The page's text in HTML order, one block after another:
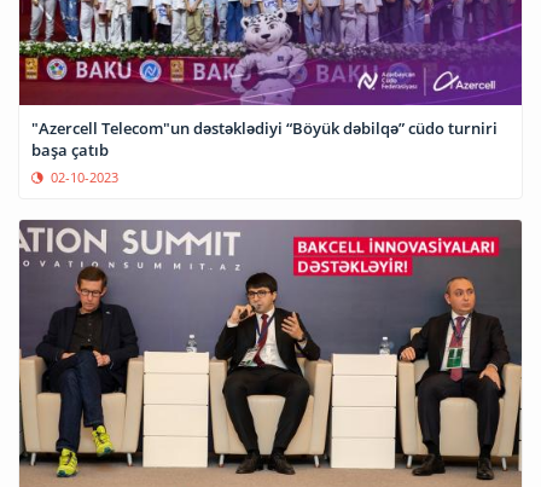
"Azercell Telecom"un dəstəklədiyi “Böyük dəbilqə” cüdo turniri
başa çatıb
02-10-2023